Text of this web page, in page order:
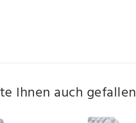
Ihnen auch gefallen